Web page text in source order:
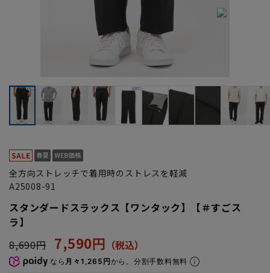
全方向ストレッチで着用時のストレスを軽減
A25008-91
スタンダードスラックス【ワンタック】【＃すごス
ラ】
8,690円 7,590円
なら 月々1,265円から。分割手数料無料